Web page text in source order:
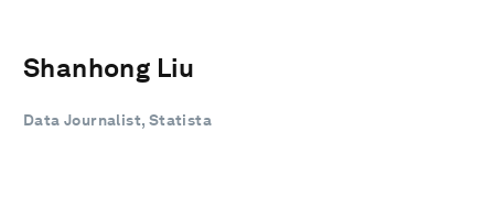
Shanhong Liu
Data Journalist, Statista